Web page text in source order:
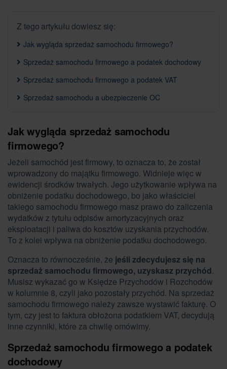
Z tego artykułu dowiesz się:
Jak wygląda sprzedaż samochodu firmowego?
Sprzedaż samochodu firmowego a podatek dochodowy
Sprzedaż samochodu firmowego a podatek VAT
Sprzedaż samochodu a ubezpieczenie OC
Jak wygląda sprzedaż samochodu
firmowego?
Jeżeli samochód jest firmowy, to oznacza to, że został
wprowadzony do majątku firmowego. Widnieje więc w
ewidencji środków trwałych. Jego użytkowanie wpływa na
obniżenie podatku dochodowego, bo jako właściciel
takiego samochodu firmowego masz prawo do zaliczenia
wydatków z tytułu odpisów amortyzacyjnych oraz
eksploatacji i paliwa do kosztów uzyskania przychodów.
To z kolei wpływa na obniżenie podatku dochodowego.
Oznacza to równocześnie, że jeśli zdecydujesz się na
sprzedaż samochodu firmowego, uzyskasz przychód.
Musisz wykazać go w Księdze Przychodów i Rozchodów
w kolumnie 8, czyli jako pozostały przychód. Na sprzedaż
samochodu firmowego należy zawsze wystawić fakturę. O
tym, czy jest to faktura obłożona podatkiem VAT, decydują
inne czynniki, które za chwilę omówimy.
Sprzedaż samochodu firmowego a podatek
dochodowy